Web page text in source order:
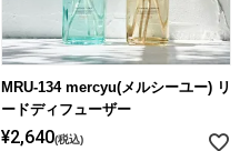
MRU-134 mercyu(メルシーユー) リ
ードディフューザー
¥2,640 税込